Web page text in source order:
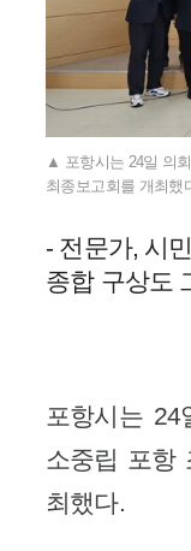
▲ 포항시는 24일 의
최종보고회를 개최했
- 전문가, 시
종합 구상도
포항시는 24
소중립 포항
최했다.